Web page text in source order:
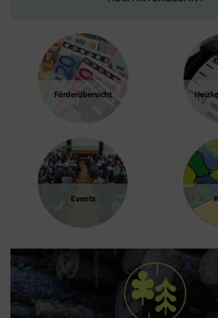
Förder­übersicht
Events